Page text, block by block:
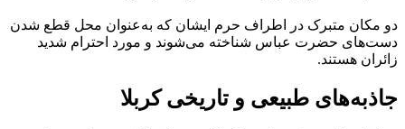
دو مکان متبرک در اطراف حرم ایشان که به‌عنوان محل قطع شدن
دست‌های حضرت عباس شناخته می‌شوند و مورد احترام شدید
زائران هستند.
جاذبه‌های طبیعی و تاریخی کربلا